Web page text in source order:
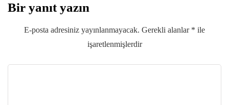
Bir yanıt yazın
E-posta adresiniz yayınlanmayacak. Gerekli alanlar * ile
işaretlenmişlerdir